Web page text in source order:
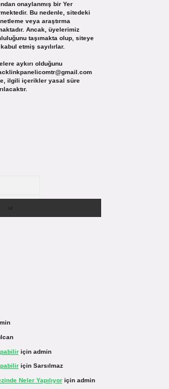
onaylanmış bir Yer
Bu nedenle, sitedeki
veya araştırma
Ancak, üyelerimiz
taşımakta olup, siteye
etmiş sayılırlar.
aykırı olduğunu
ilgili içerikler yasal süre
için admin
için Sarsılmaz
Neler Yapılıyoriçin admin